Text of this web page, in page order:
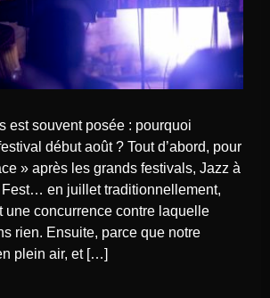
début août ? Tout d’abord, pour
» après les grands festivals, Jazz à
en juillet traditionnellement,
une concurrence contre laquelle
rien. Ensuite, parce que notre
plein air, et […]